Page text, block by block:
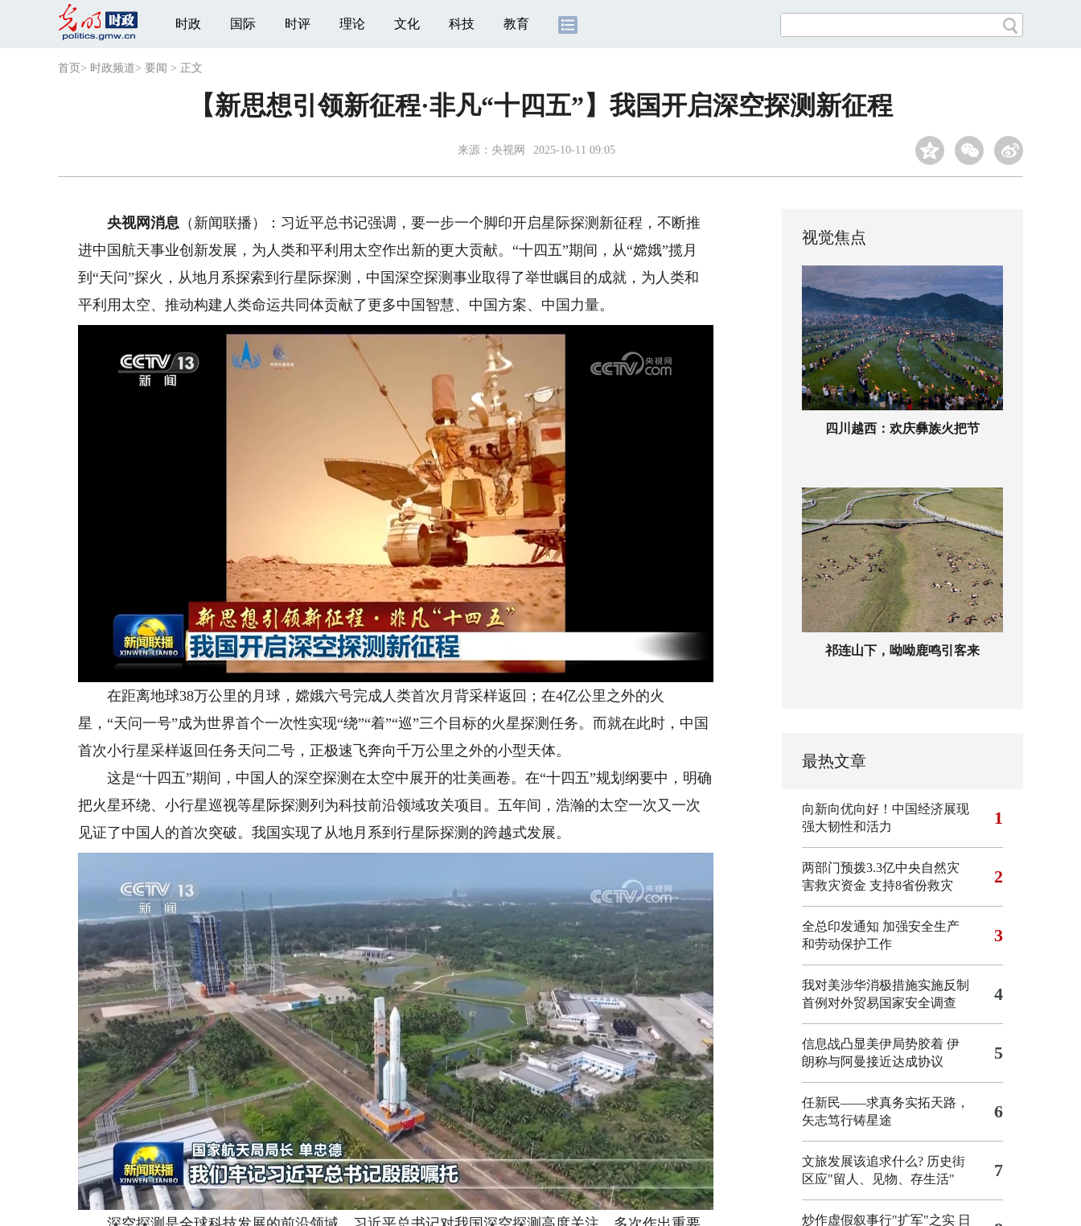
时政 国际 时评 理论 文化 科技 教育
首页 > 时政频道> 要闻 > 正文
【新思想引领新征程·非凡“十四五”】我国开启深空探测新征程
来源： 央视网 2025-10-11 09:05
央视网消息 （新闻联播）：习近平总书记强调，要一步一个脚印开启星际探测新征程，不断推
进中国航天事业创新发展，为人类和平利用太空作出新的更大贡献。“十四五”期间，从“嫦娥”揽月
到“天问”探火，从地月系探索到行星际探测，中国深空探测事业取得了举世瞩目的成就，为人类和
平利用太空、推动构建人类命运共同体贡献了更多中国智慧、中国方案、中国力量。
在距离地球38万公里的月球，嫦娥六号完成人类首次月背采样返回；在4亿公里之外的火
星，“天问一号”成为世界首个一次性实现“绕”“着”“巡”三个目标的火星探测任务。而就在此时，中国
首次小行星采样返回任务天问二号，正极速飞奔向千万公里之外的小型天体。
这是“十四五”期间，中国人的深空探测在太空中展开的壮美画卷。在“十四五”规划纲要中，明确
把火星环绕、小行星巡视等星际探测列为科技前沿领域攻关项目。五年间，浩瀚的太空一次又一次
见证了中国人的首次突破。我国实现了从地月系到行星际探测的跨越式发展。
视觉焦点
四川越西：欢庆彝族火把节
祁连山下，呦呦鹿鸣引客来
最热文章
向新向优向好！中国经济展现
强大韧性和活力
1
两部门预拨3.3亿中央自然灾
害救灾资金 支持8省份救灾
2
全总印发通知 加强安全生产
和劳动保护工作
3
我对美涉华消极措施实施反制
首例对外贸易国家安全调查
4
信息战凸显美伊局势胶着 伊
朗称与阿曼接近达成协议
5
任新民——求真务实拓天路，
矢志笃行铸星途
6
文旅发展该追求什么? 历史街
区应"留人、见物、存生活"
7
炒作虚假叙事行"扩军"之实 日